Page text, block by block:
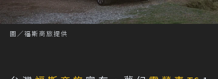
圖／福斯商旅提供